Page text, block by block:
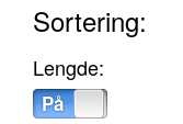
Sortering:
Lengde:
På